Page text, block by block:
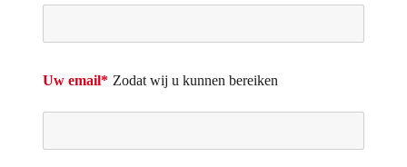
Uw email* Zodat wij u kunnen bereiken